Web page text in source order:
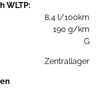
WLTP:
8,4 l/100km
190 g/km
G
Zentrallager